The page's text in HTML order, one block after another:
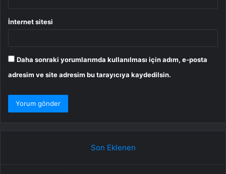
İnternet sitesi
Daha sonraki yorumlarımda kullanılması için adım, e-posta
adresim ve site adresim bu tarayıcıya kaydedilsin.
Son Eklenen